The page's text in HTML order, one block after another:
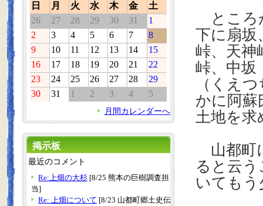
ところ
下に扇坂
峠、天神
峠、中坂
（くえ
かに阿蘇
土地を求
山都町
ると云
いても
日
月 火 水 木 金
土
26
27 28 29 30 31
1
2
3 4 5 6 7
8
9
10 11 12 13 14
15
16
17 18 19 20 21
22
23
24 25 26 27 28
29
30
31 1 2 3 4 5
月間カレンダーへ
掲示板
最近のコメント
Re:上畑の大杉 [8/25 熊本の巨樹調査担
当]
Re: 上畑について [8/23 山都町郷土史伝